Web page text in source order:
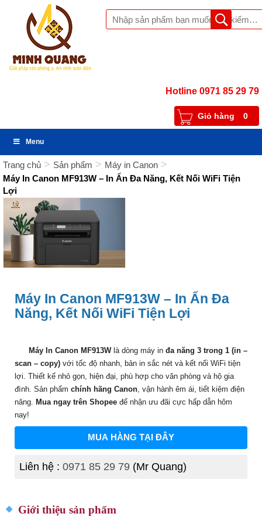
Hotline 0971 85 29 79
Giỏ hàng 0
Menu
Trang chủ > Sản phẩm > Máy in Canon >
Máy In Canon MF913W – In Ấn Đa Năng, Kết Nối WiFi Tiện
Lợi
Máy In Canon MF913W – In Ấn Đa
Năng, Kết Nối WiFi Tiện Lợi
Máy In Canon MF913Wlà dòng máy in đa năng 3 trong 1 (in –
scan – copy) với tốc độ nhanh, bản in sắc nét và kết nối WiFi tiện
lợi. Thiết kế nhỏ gọn, hiện đại, phù hợp cho văn phòng và hộ gia
đình. Sản phẩm chính hãng Canon , vận hành êm ái, tiết kiệm điện
năng.
Mua ngay trên Shopee để nhận ưu đãi cực hấp dẫn hôm
nay!
MUA HÀNG TẠI ĐÂY
Liên hệ : 0971 85 29 79 (Mr Quang)
Giới thiệu sản phẩm